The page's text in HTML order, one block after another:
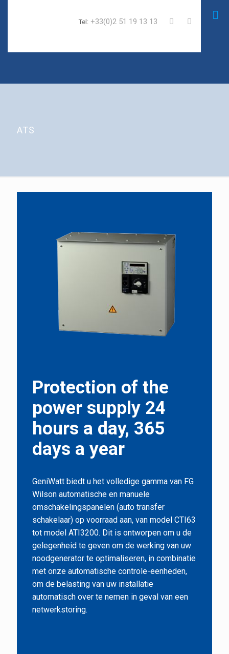
Tel: +33(0)2 51 19 13 13
ATS
Protection of the
power supply 24
hours a day, 365
days a year
GeniWatt biedt u het volledige gamma van FG
Wilson automatische en manuele
omschakelingspanelen (auto transfer
schakelaar) op voorraad aan, van model CTI63
tot model ATI3200. Dit is ontworpen om u de
gelegenheid te geven om de werking van uw
noodgenerator te optimaliseren, in combinatie
met onze automatische controle-eenheden,
om de belasting van uw installatie
automatisch over te nemen in geval van een
netwerkstoring.